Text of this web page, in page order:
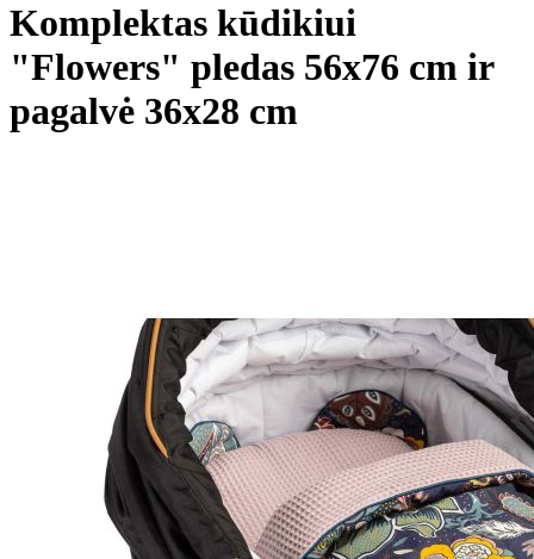
Komplektas kūdikiui
"Flowers" pledas 56x76 cm ir
pagalvė 36x28 cm